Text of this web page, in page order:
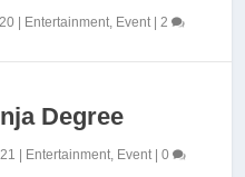
Entertainment, Event|2
Degree
Entertainment, Event|0